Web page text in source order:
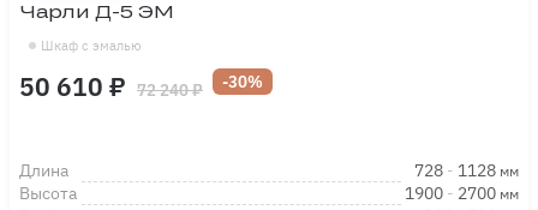
Шкаф с эмалью
Чарли Д-5 ЭМ
50 610 ₽ 72 240 ₽ -30%
Длина 728 - 1128 мм
Высота 1900 - 2700 мм